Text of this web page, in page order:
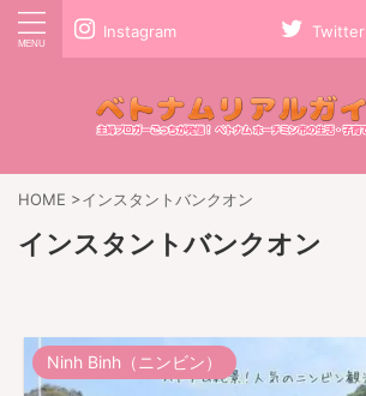
Instagram Twitter
HOME >インスタントバンクオン
インスタントバンクオン
Ninh Binh（ニンビン）